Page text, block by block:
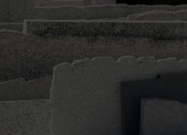
Panneau de gestion des